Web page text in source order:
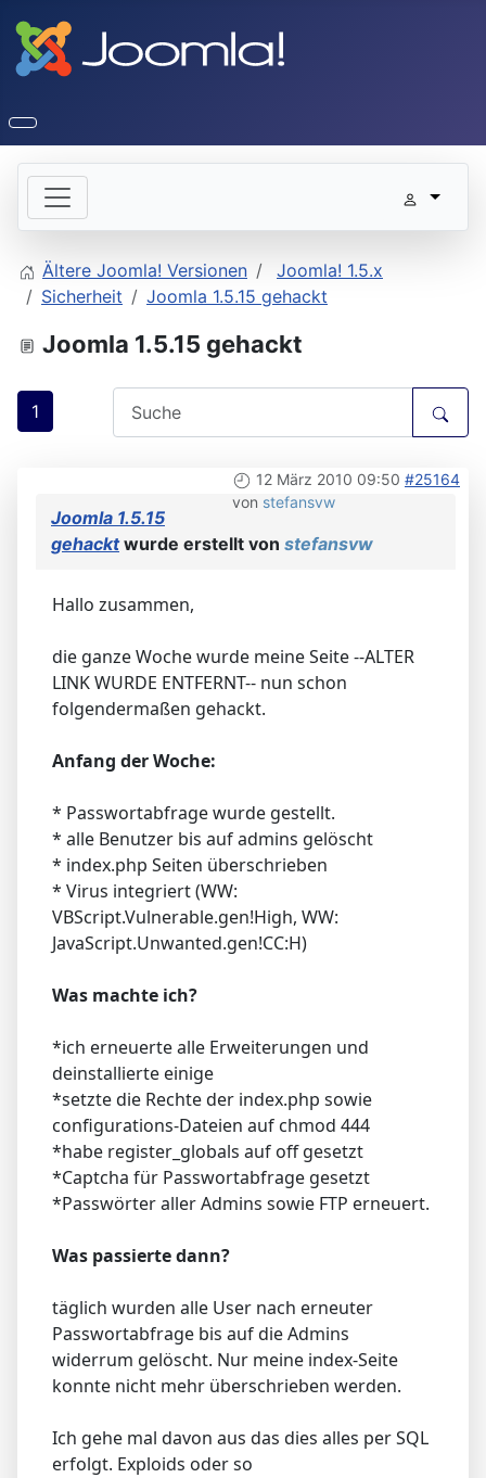
Ältere Joomla! Versionen
Joomla! 1.5.x
Sicherheit
Joomla 1.5.15 gehackt
Joomla 1.5.15 gehackt
1
12 März 2010 09:50 #25164
von stefansvw
Joomla 1.5.15
gehacktwurde erstellt von stefansvw
Hallo zusammen,
die ganze Woche wurde meine Seite --ALTER
LINK WURDE ENTFERNT-- nun schon
folgendermaßen gehackt.
Anfang der Woche:
* Passwortabfrage wurde gestellt.
* alle Benutzer bis auf admins gelöscht
* index.php Seiten überschrieben
* Virus integriert (WW:
VBScript.Vulnerable.gen!High, WW:
JavaScript.Unwanted.gen!CC:H)
Was machte ich?
*ich erneuerte alle Erweiterungen und
deinstallierte einige
*setzte die Rechte der index.php sowie
configurations-Dateien auf chmod 444
*habe register_globals auf off gesetzt
*Captcha für Passwortabfrage gesetzt
*Passwörter aller Admins sowie FTP erneuert.
Was passierte dann?
täglich wurden alle User nach erneuter
Passwortabfrage bis auf die Admins
widerrum gelöscht. Nur meine index-Seite
konnte nicht mehr überschrieben werden.
Ich gehe mal davon aus das dies alles per SQL
erfolgt. Exploids oder so